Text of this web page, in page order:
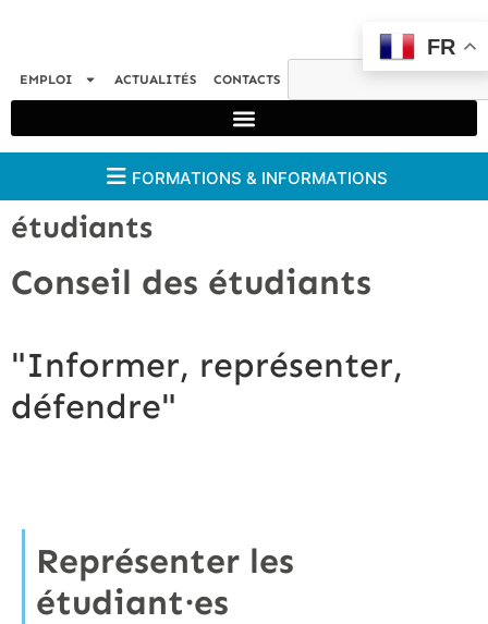
EMPLOI ACTUALITÉS CONTACTS
FORMATIONS & INFORMATIONS
étudiants
Conseil des étudiants
"Informer, représenter,
défendre"
Représenter les
étudiant·es
FR